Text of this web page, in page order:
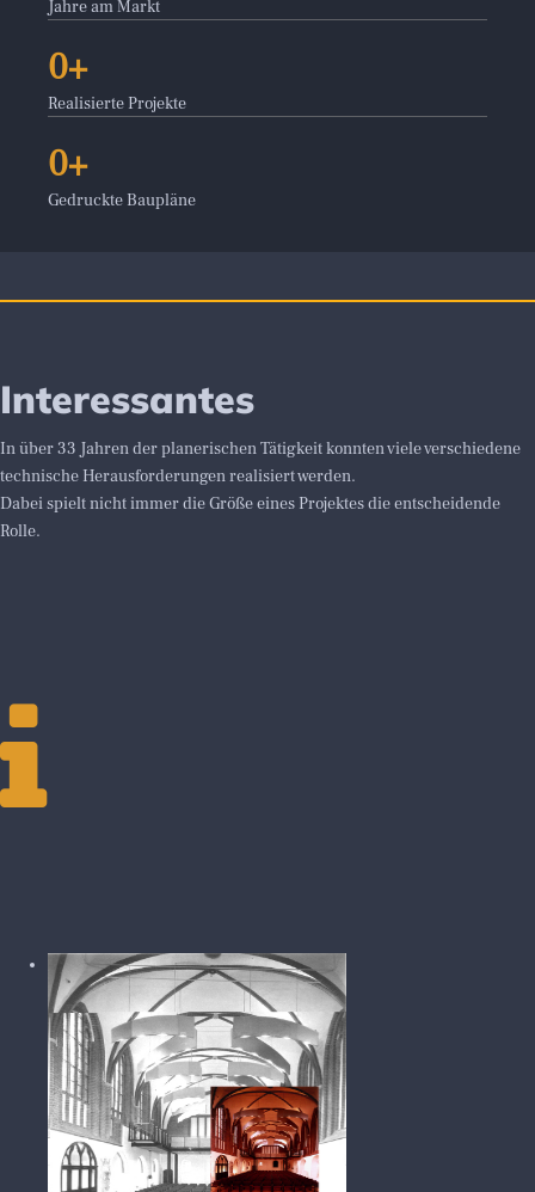
Jahre am Markt
0
Realisierte Projekte
0
Gedruckte Baupläne
Interessantes
In über 33 Jahren der planerischen Tätigkeit konnten viele verschiedene
technische Herausforderungen realisiert werden.
Dabei spielt nicht immer die Größe eines Projektes die entscheidende
Rolle.